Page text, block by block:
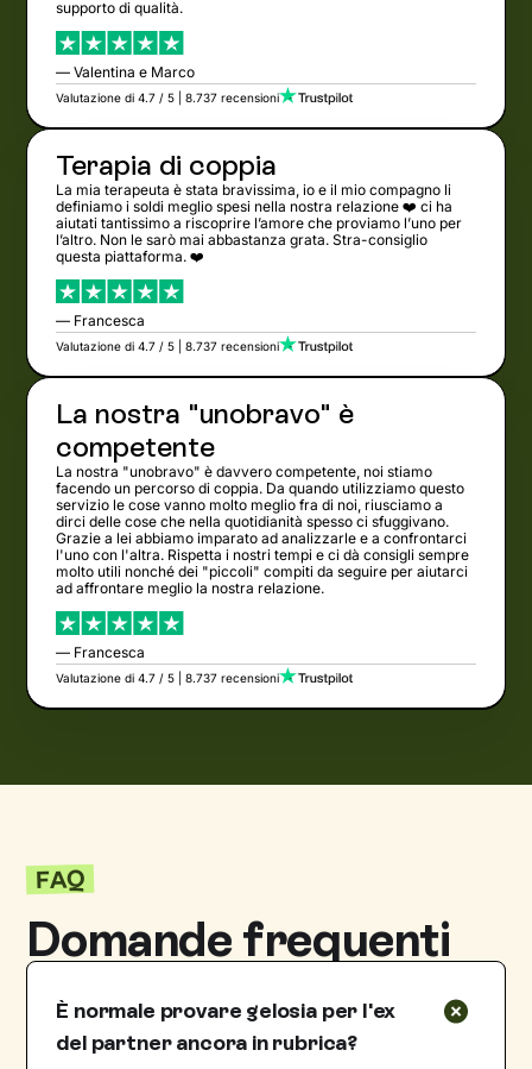
supporto di qualità.
— Valentina e Marco
Valutazione di 4.7 / 5 | 8.737 recensioni
Terapia di coppia
La mia terapeuta è stata bravissima, io e il mio compagno li
definiamo i soldi meglio spesi nella nostra relazione ❤️ ci ha
aiutati tantissimo a riscoprire l’amore che proviamo l’uno per
l’altro. Non le sarò mai abbastanza grata. Stra-consiglio
questa piattaforma. ❤️
— Francesca
Valutazione di 4.7 / 5 | 8.737 recensioni
La nostra "unobravo" è
competente
La nostra "unobravo" è davvero competente, noi stiamo
facendo un percorso di coppia. Da quando utilizziamo questo
servizio le cose vanno molto meglio fra di noi, riusciamo a
dirci delle cose che nella quotidianità spesso ci sfuggivano.
Grazie a lei abbiamo imparato ad analizzarle e a confrontarci
l'uno con l'altra. Rispetta i nostri tempi e ci dà consigli sempre
molto utili nonché dei "piccoli" compiti da seguire per aiutarci
ad affrontare meglio la nostra relazione.
— Francesca
Valutazione di 4.7 / 5 | 8.737 recensioni
FAQ
Domande frequenti
È normale provare gelosia per l'ex
del partner ancora in rubrica?